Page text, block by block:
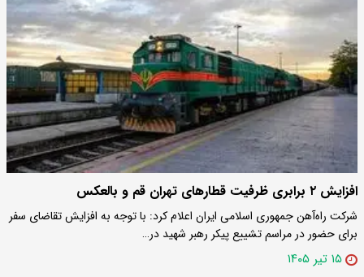
افزایش ۲ برابری ظرفیت قطارهای تهران قم و بالعکس
شرکت راه‌آهن جمهوری اسلامی ایران اعلام کرد: با توجه به افزایش تقاضای سفر
برای حضور در مراسم تشییع پیکر رهبر شهید در…
۱۵ تیر ۱۴۰۵